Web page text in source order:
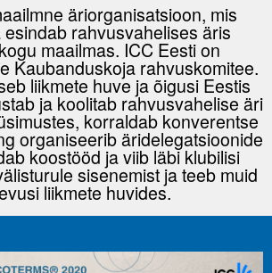
äriorganisatsioon, mis
rahvusvahelises äris
maailmas. ICC Eesti on
Kaubanduskoja rahvuskomitee.
liikmete huve ja õigusi Eestis
ja koolitab rahvusvahelise äri
korraldab konverentse
organiseerib äridelegatsioonide
koostööd ja viib läbi klubilisi
sisenemist ja teeb muid
liikmete huvides.